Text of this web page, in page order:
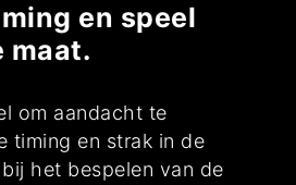
en speel
maat.
om aandacht te
timing en strak in de
het bespelen van de